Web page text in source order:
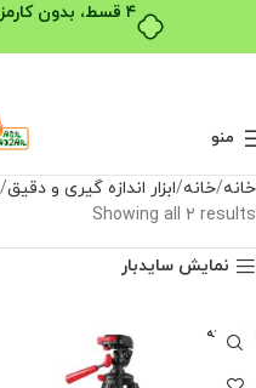
۴ قسط، بدون کارمزد
منو
خانه خانه ابزار اندازه گیری و دقیق
Showing all 2 results
نمایش سایدبار
فروخته
شده